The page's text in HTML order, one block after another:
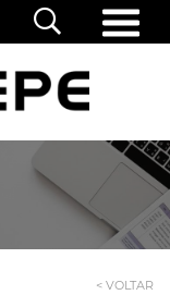
< VOLTAR